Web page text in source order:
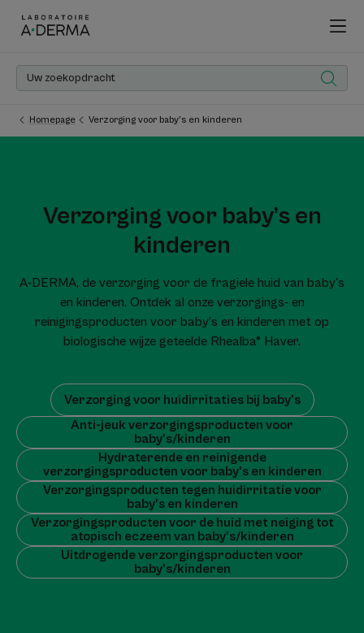
Homepage Verzorging voor baby’s en kinderen
Verzorging voor baby’s en
kinderen
A-DERMA, de verzorging voor de fragiele huid van baby's
en kinderen. Ontdek al onze verzorgings- en
reinigingsproducten voor baby’s en kinderen met op
biologische wijze geteelde Rhealba® Haver.
Verzorging voor huidirritaties bij baby’s
Anti-jeuk verzorgingsproducten voor
baby's/kinderen
Hydraterende en reinigende
verzorgingsproducten voor baby's en kinderen
Verzorgingsproducten tegen huidirritatie voor
baby's en kinderen
Verzorgingsproducten voor de huid met neiging tot
atopisch eczeem van baby's/kinderen
Uitdrogende verzorgingsproducten voor
baby's/kinderen